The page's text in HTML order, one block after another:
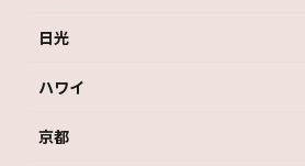
日光
ハワイ
京都